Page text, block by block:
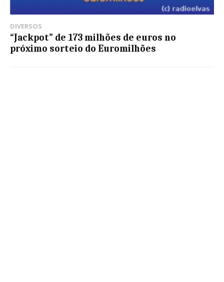
DIVERSOS
“Jackpot” de 173 milhões de euros no
próximo sorteio do Euromilhões